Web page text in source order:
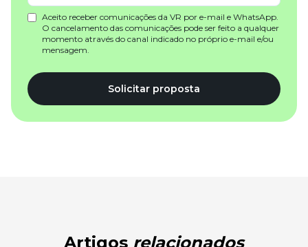
Aceito receber comunicações da VR por e-mail e WhatsApp.
O cancelamento das comunicações pode ser feito a qualquer
momento através do canal indicado no próprio e-mail e/ou
mensagem.
Solicitar proposta
Artigos relacionados